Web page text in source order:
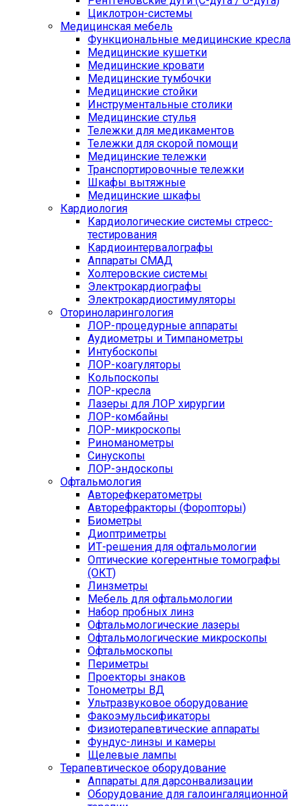
Циклотрон-системы
Медицинская мебель
Функциональные медицинские кресла
Медицинские кушетки
Медицинские кровати
Медицинские тумбочки
Медицинские стойки
Инструментальные столики
Медицинские стулья
Тележки для медикаментов
Тележки для скорой помощи
Медицинские тележки
Транспортировочные тележки
Шкафы вытяжные
Медицинские шкафы
Кардиология
Кардиологические системы стресс-
тестирования
Кардиоинтервалографы
Аппараты СМАД
Холтеровские системы
Электрокардиографы
Электрокардиостимуляторы
Оториноларингология
ЛОР-процедурные аппараты
Аудиометры и Тимпанометры
Интубоскопы
ЛОР-коагуляторы
Кольпоскопы
ЛОР-кресла
Лазеры для ЛОР хирургии
ЛОР-комбайны
ЛОР-микроскопы
Риноманометры
Синускопы
ЛОР-эндоскопы
Офтальмология
Авторефкератометры
Авторефракторы (Форопторы)
Биометры
Диоптриметры
ИТ-решения для офтальмологии
Оптические когерентные томографы
(ОКТ)
Линзметры
Мебель для офтальмологии
Набор пробных линз
Офтальмологические лазеры
Офтальмологические микроскопы
Офтальмоскопы
Периметры
Проекторы знаков
Тонометры ВД
Ультразвуковое оборудование
Факоэмульсификаторы
Физиотерапевтические аппараты
Фундус-линзы и камеры
Щелевые лампы
Терапевтическое оборудование
Аппараты для дарсонвализации
Оборудование для галоингаляционной